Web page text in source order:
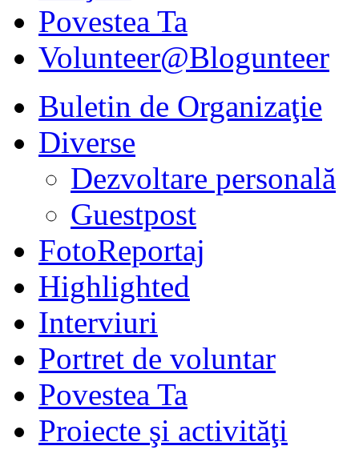
Povestea Ta
Volunteer@Blogunteer
Buletin de Organizaţie
Diverse
Dezvoltare personală
Guestpost
FotoReportaj
Highlighted
Interviuri
Portret de voluntar
Povestea Ta
Proiecte şi activităţi